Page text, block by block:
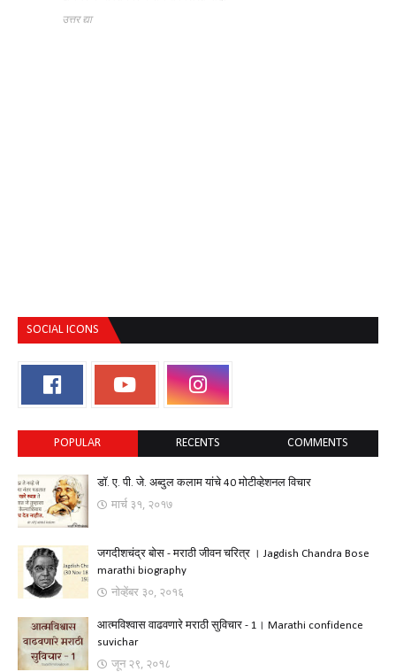
उत्तर द्या
SOCIAL ICONS
POPULAR RECENTS COMMENTS
डॉ. ए. पी. जे. अब्दुल कलाम यांचे 40 मोटीव्हेशनल विचार
मार्च ३१, २०१७
जगदीशचंद्र बोस - मराठी जीवन चरित्र । Jagdish Chandra Bose
marathi biography
नोव्हेंबर ३०, २०१६
आत्मविश्वास वाढवणारे मराठी सुविचार - 1। Marathi confidence
suvichar
जून २९, २०१८